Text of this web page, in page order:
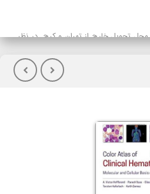
تحویل خارج از تهران و کرج در نظر
توصیه می شود.
ارسال سریعتر می باشد. در صورت انتخاب
حمل به عهده مشتری خواهد بود.
سرویس‌دهی تیپاکس در بیش از 80 شهر که تک مسیره هستند به طور
شهرهایی که دومسیره یا راه دور هستند، معمولاً